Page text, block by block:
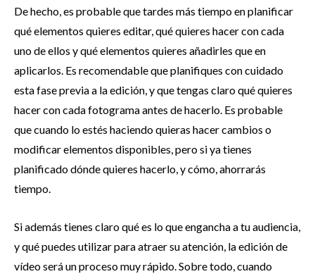
De hecho, es probable que tardes más tiempo en planificar
qué elementos quieres editar, qué quieres hacer con cada
uno de ellos y qué elementos quieres añadirles que en
aplicarlos. Es recomendable que planifiques con cuidado
esta fase previa a la edición, y que tengas claro qué quieres
hacer con cada fotograma antes de hacerlo. Es probable
que cuando lo estés haciendo quieras hacer cambios o
modificar elementos disponibles, pero si ya tienes
planificado dónde quieres hacerlo, y cómo, ahorrarás
tiempo.
Si además tienes claro qué es lo que engancha a tu audiencia,
y qué puedes utilizar para atraer su atención, la edición de
vídeo será un proceso muy rápido. Sobre todo, cuando